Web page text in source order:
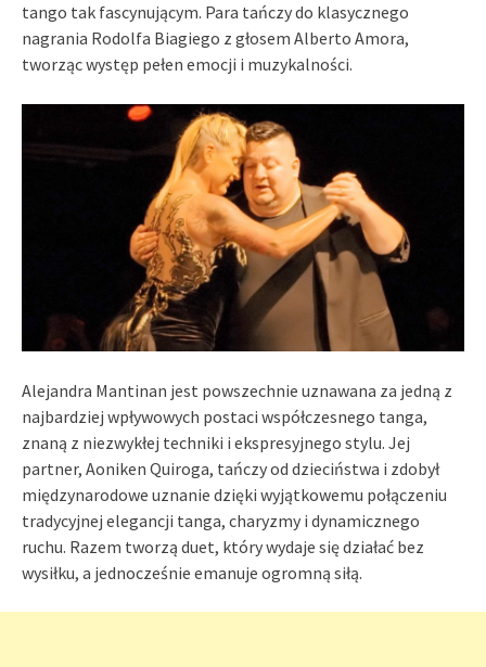
tango tak fascynującym. Para tańczy do klasycznego
nagrania Rodolfa Biagiego z głosem Alberto Amora,
tworząc występ pełen emocji i muzykalności.
Alejandra Mantinan jest powszechnie uznawana za jedną z
najbardziej wpływowych postaci współczesnego tanga,
znaną z niezwykłej techniki i ekspresyjnego stylu. Jej
partner, Aoniken Quiroga, tańczy od dzieciństwa i zdobył
międzynarodowe uznanie dzięki wyjątkowemu połączeniu
tradycyjnej elegancji tanga, charyzmy i dynamicznego
ruchu. Razem tworzą duet, który wydaje się działać bez
wysiłku, a jednocześnie emanuje ogromną siłą.